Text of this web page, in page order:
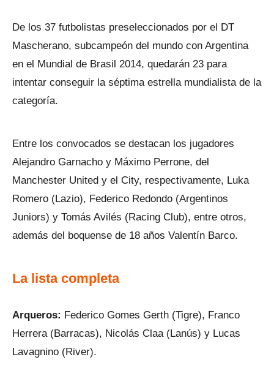
De los 37 futbolistas preseleccionados por el DT
Mascherano, subcampeón del mundo con Argentina
en el Mundial de Brasil 2014, quedarán 23 para
intentar conseguir la séptima estrella mundialista de la
categoría.
Entre los convocados se destacan los jugadores
Alejandro Garnacho y Máximo Perrone, del
Manchester United y el City, respectivamente, Luka
Romero (Lazio), Federico Redondo (Argentinos
Juniors) y Tomás Avilés (Racing Club), entre otros,
además del boquense de 18 años Valentín Barco.
La lista completa
Arqueros: Federico Gomes Gerth (Tigre), Franco
Herrera (Barracas), Nicolás Claa (Lanús) y Lucas
Lavagnino (River).